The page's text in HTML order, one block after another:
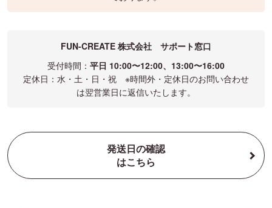
メールのご返信、商品の作成や発送は行っておりません。
営業日以内にこちらからの返信がない場合は、大変お手数ですがお
問い合わせよりご連絡をお願いいたします。
FUN-CREATE 株式会社 サポート窓口
受付時間： 平日 10:00〜12:00、13:00〜16:00
定休日：水・土・日・祝 ※時間外・定休日のお問い合わせ
は翌営業日に返信いたします。
発送日の確認
はこちら